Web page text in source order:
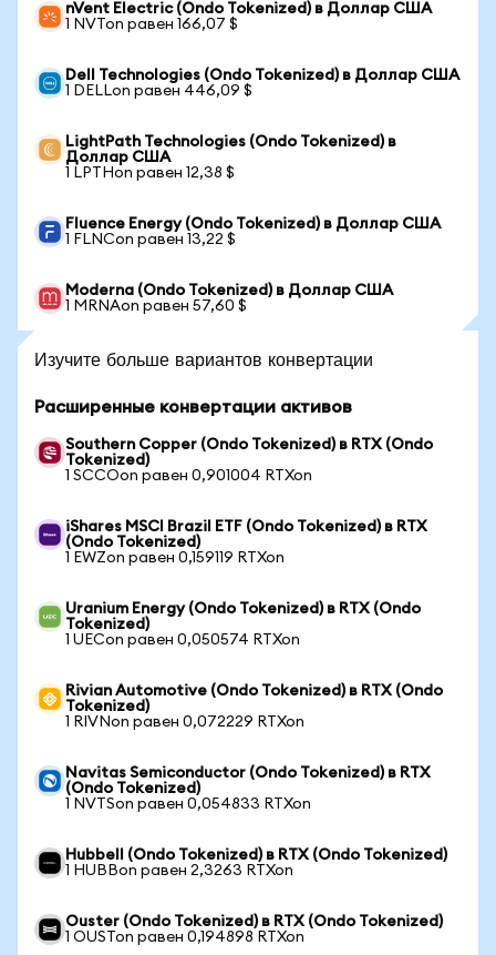
nVent Electric (Ondo Tokenized) в Доллар США
1 NVTon равен 166,07 $
Dell Technologies (Ondo Tokenized) в Доллар США
1 DELLon равен 446,09 $
LightPath Technologies (Ondo Tokenized) в
Доллар США
1 LPTHon равен 12,38 $
Fluence Energy (Ondo Tokenized) в Доллар США
1 FLNCon равен 13,22 $
Moderna (Ondo Tokenized) в Доллар США
1 MRNAon равен 57,60 $
Изучите больше вариантов конвертации
Расширенные конвертации активов
Southern Copper (Ondo Tokenized) в RTX (Ondo
Tokenized)
1 SCCOon равен 0,901004 RTXon
iShares MSCI Brazil ETF (Ondo Tokenized) в RTX
(Ondo Tokenized)
1 EWZon равен 0,159119 RTXon
Uranium Energy (Ondo Tokenized) в RTX (Ondo
Tokenized)
1 UECon равен 0,050574 RTXon
Rivian Automotive (Ondo Tokenized) в RTX (Ondo
Tokenized)
1 RIVNon равен 0,072229 RTXon
Navitas Semiconductor (Ondo Tokenized) в RTX
(Ondo Tokenized)
1 NVTSon равен 0,054833 RTXon
Hubbell (Ondo Tokenized) в RTX (Ondo Tokenized)
1 HUBBon равен 2,3263 RTXon
Ouster (Ondo Tokenized) в RTX (Ondo Tokenized)
1 OUSTon равен 0,194898 RTXon